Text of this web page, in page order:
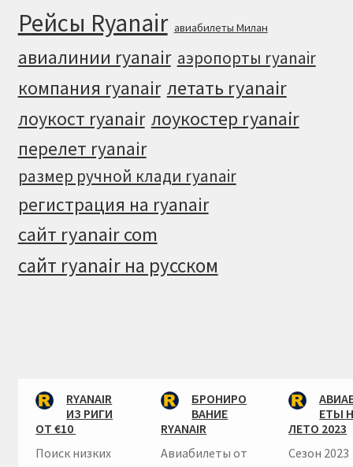
Рейсы Ryanair авиабилеты Милан
авиалинии ryanair аэропорты ryanair
компания ryanair летать ryanair
лоукост ryanair лоукостер ryanair
перелет ryanair
размер ручной клади ryanair
регистрация на ryanair
сайт ryanair com
сайт ryanair на русском
RYANAIR
ИЗ РИГИ
ОТ €10
Поиск низких
БРОНИРО
ВАНИЕ
RYANAIR
Авиабилеты от
ЕТЫ
ЛЕТО 2023
Сезон 2023